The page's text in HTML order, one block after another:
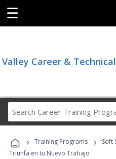
☰
Valley Career &
Career
› Training Programs › Soft
Triunfa en tu Nuevo Trabajo